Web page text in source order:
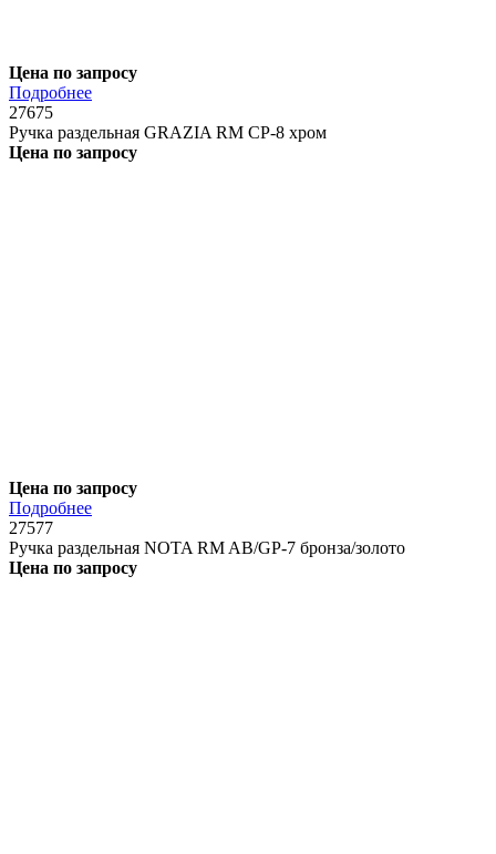
Цена по запросу
Подробнее
27675
Ручка раздельная GRAZIA RM CP-8 хром
Цена по запросу
Цена по запросу
Подробнее
27577
Ручка раздельная NOTA RM AB/GP-7 бронза/золото
Цена по запросу